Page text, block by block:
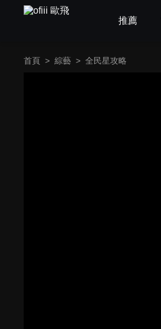
推薦
首頁 > 綜藝 > 全民星攻略